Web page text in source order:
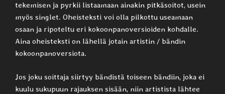
tekemisen ja pyrkii listaamaan ainakin pitkäsoitot, usein
myös singlet. Oheisteksti voi olla pilkottu useamaan
osaan ja ripoteltu eri kokoonpanoversioiden kohdalle.
Aina oheisteksti on lähellä jotain artistin / bändin
kokoonpanoversiota.
Jos joku soittaja siirtyy bändistä toiseen bändiin, joka ei
kuulu sukupuun rajauksen sisään, niin artistista lähtee